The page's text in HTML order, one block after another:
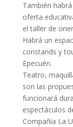
También
oferta
el taller de
Habrá un
constands y
Epecuén.
Teatro,
son las
funcionará
espectáculos
Compañía La